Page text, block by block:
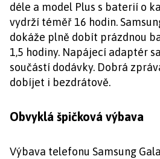
déle a model Plus s baterií o
vydrží téměř 16 hodin.
dokáže plně dobít prázdnou
1,5 hodiny. Napájecí adaptér
součástí dodávky. Dobrá
dobíjet i bezdrátově.
Obvyklá špičková výbava
Výbava telefonu Samsung